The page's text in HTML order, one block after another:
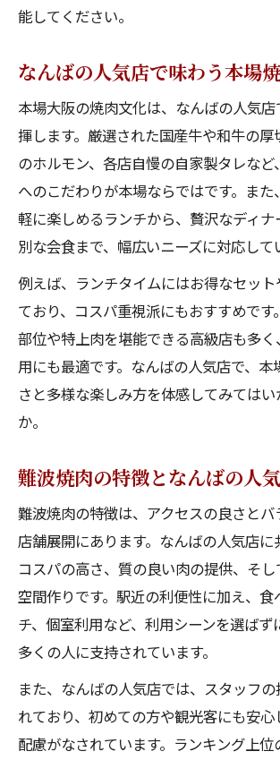
焼肉食べ放題で楽しむ難波エリア攻
気店
コスパ最強の食べ放題はなん
決まり
なんばの人気店で安くて美味
体験
食べログランキング上位のな
食べ放題
ランチ食べ放題も楽しめるな
活用法
個室や穴場など注目の難波焼肉ス
個室完備のなんばの人気店で
焼肉
高級感とコスパ両立のなんば
介
難波焼肉の隠れた名店はなん
注目
安くて美味しい穴場焼肉はな
で発見
能してください。
なんばの人気店で味わう本場
本場大阪の焼肉文化は、なんばの人気
揮します。厳選された国産牛や和牛の厚
のホルモン、各店自慢の自家製タレなど
へのこだわりが本場ならではです。ま
軽に楽しめるランチから、贅沢なディ
別な会食まで、幅広いニーズに対応して
例えば、ランチタイムにはお得なセッ
ており、コスパ重視派にもおすすめです
部位や特上肉を堪能できる高級店も多
用にも最適です。なんばの人気店で、本
さと多様な楽しみ方を体感してみては
か。
難波焼肉の特徴となんばの人
難波焼肉の特徴は、アクセスの良さと
店舗展開にあります。なんばの人気店に
コスパの高さ、質の良い肉の提供、そ
空間作りです。駅近の利便性に加え、食
チ、個室利用など、利用シーンを選ばず
多くの人に支持されています。
また、なんばの人気店では、スタッフ
れており、初めての方や観光客にも安心
配慮がなされています。ランキング上位